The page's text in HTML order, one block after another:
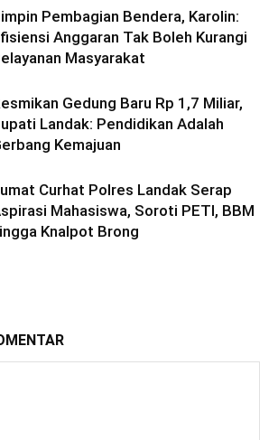
Pembagian Bendera, Karolin:
Anggaran Tak Boleh Kurangi
Masyarakat
Gedung Baru Rp 1,7 Miliar,
Landak: Pendidikan Adalah
Kemajuan
Curhat Polres Landak Serap
Mahasiswa, Soroti PETI, BBM
Knalpot Brong